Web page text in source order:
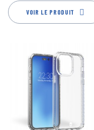
VOIR LE PRODUIT